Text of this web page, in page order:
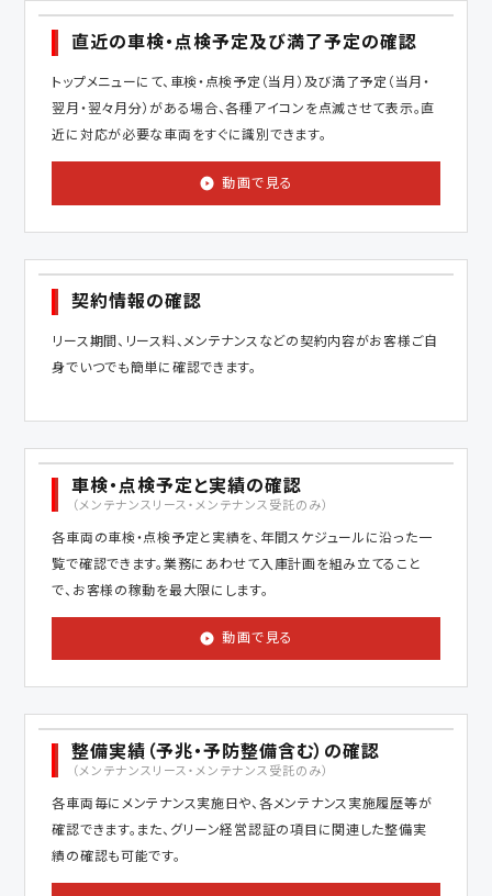
直近の車検・点検予定及び満了予定の確認
トップメニューにて、車検・点検予定（当月）及び満了予定（当月・
翌月・翌々月分）がある場合、各種アイコンを点滅させて表示。直
近に対応が必要な車両をすぐに識別できます。
動画で見る
契約情報の確認
リース期間、リース料、メンテナンスなどの契約内容がお客様ご自
身でいつでも簡単に確認できます。
車検・点検予定と実績の確認
（メンテナンスリース・メンテナンス受託のみ）
各車両の車検・点検予定と実績を、年間スケジュールに沿った一
覧で確認できます。業務にあわせて入庫計画を組み立てること
で、お客様の稼動を最大限にします。
動画で見る
整備実績（予兆・予防整備含む）の確認
（メンテナンスリース・メンテナンス受託のみ）
各車両毎にメンテナンス実施日や、各メンテナンス実施履歴等が
確認できます。また、グリーン経営認証の項目に関連した整備実
績の確認も可能です。